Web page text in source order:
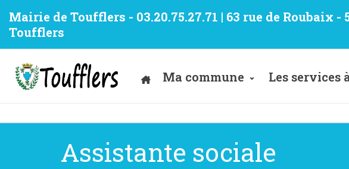
Mairie de Toufflers - 03.20.75.27.71 | 63 rue de Roubaix -
Toufflers
Ma commune Les services
Assistante sociale